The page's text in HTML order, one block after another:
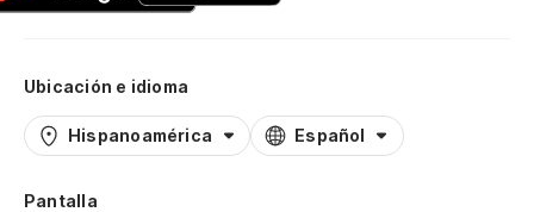
Ubicación e idioma
Hispanoamérica Español
Pantalla